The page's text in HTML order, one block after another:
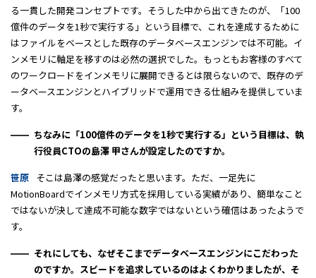
る一貫した開発コンセプトです。そうした中から出てきたのが、「100
億件のデータを1秒で実行する」という目標で、これを達成するために
はファイルをベースとした既存のデータベースエンジンでは不可能。イ
ンメモリに軸足を移すのは必然の選択でした。もっともお客様のすべて
のワークロードをインメモリに展開できるとは限らないので、既存のデ
ータベースエンジンとハイブリッドで運用できる仕組みを提供していま
す。
ちなみに「100億件のデータを1秒で実行する」という目標は、執
行役員CTOの島澤 甲さんが設定したのですか。
笹原 そこは島澤の感覚だったと思います。ただ、一足先に
MotionBoardでインメモリ方式を採用している実績があり、簡単なこと
ではないが決して達成不可能な数字ではないという確信はあったようで
す。
それにしても、なぜそこまでデータベースエンジンにこだわった
のですか。スピードを追求しているのはよくわかりましたが、そ